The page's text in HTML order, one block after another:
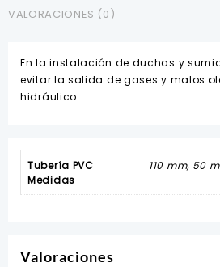
cantidad
VALORACIONES (0)
En la instalación de duchas y
evitar la salida de gases y malos
hidráulico.
Tubería PVC
Medidas
110 mm, 50
Valoraciones